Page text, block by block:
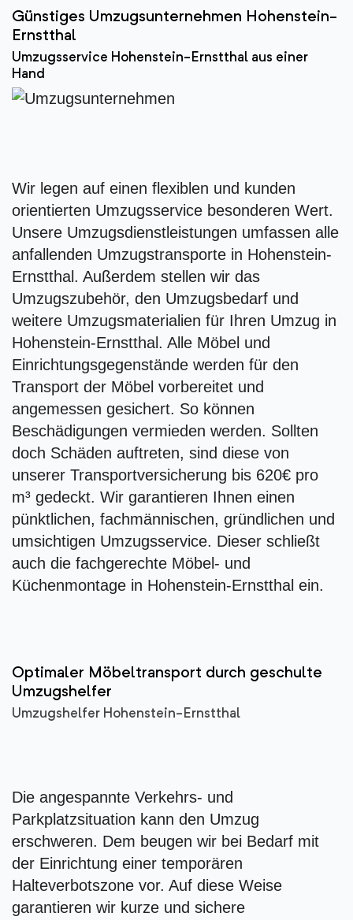
Günstiges Umzugsunternehmen Hohenstein-
Ernstthal
Umzugsservice Hohenstein-Ernstthal aus einer
Hand
Wir legen auf einen flexiblen und kunden
orientierten Umzugsservice besonderen Wert.
Unsere Umzugsdienstleistungen umfassen alle
anfallenden Umzugstransporte in Hohenstein-
Ernstthal. Außerdem stellen wir das
Umzugszubehör, den Umzugsbedarf und
weitere Umzugsmaterialien für Ihren Umzug in
Hohenstein-Ernstthal. Alle Möbel und
Einrichtungsgegenstände werden für den
Transport der Möbel vorbereitet und
angemessen gesichert. So können
Beschädigungen vermieden werden. Sollten
doch Schäden auftreten, sind diese von
unserer Transportversicherung bis 620€ pro
m³ gedeckt. Wir garantieren Ihnen einen
pünktlichen, fachmännischen, gründlichen und
umsichtigen Umzugsservice. Dieser schließt
auch die fachgerechte Möbel- und
Küchenmontage in Hohenstein-Ernstthal ein.
Optimaler Möbeltransport durch geschulte
Umzugshelfer
Umzugshelfer Hohenstein-Ernstthal
Die angespannte Verkehrs- und
Parkplatzsituation kann den Umzug
erschweren. Dem beugen wir bei Bedarf mit
der Einrichtung einer temporären
Halteverbotszone vor. Auf diese Weise
garantieren wir kurze und sichere